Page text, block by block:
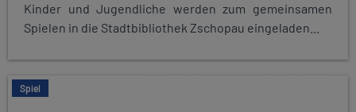
Kinder und Jugendliche werden zum gemeinsamen
Spielen in die Stadtbibliothek Zschopau eingeladen...
Spiel